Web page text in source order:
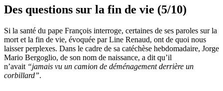
Des questions sur la fin de vie (5/10)
Si la santé du pape François interroge, certaines de ses paroles sur la
mort et la fin de vie, évoquée par Line Renaud, ont de quoi nous
laisser perplexes. Dans le cadre de sa catéchèse hebdomadaire, Jorge
Mario Bergoglio, de son nom de naissance, a dit qu’il
n’avait “jamais vu un camion de déménagement derrière un
corbillard”.